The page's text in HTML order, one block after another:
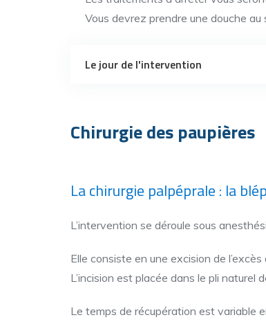
Vous devrez prendre une douche
Le jour de l'intervention
Chirurgie des paupières
La chirurgie palpéprale : la
L’intervention se déroule sous
Elle consiste en une excision de
L’incision est placée dans le pli naturel
Le temps de récupération est variable